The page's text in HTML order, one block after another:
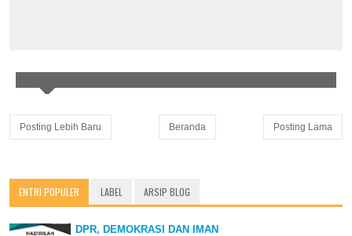
Posting Lebih Baru Posting Lama
Beranda
ENTRI POPULER LABEL ARSIP BLOG
DPR, DEMOKRASI DAN IMAN